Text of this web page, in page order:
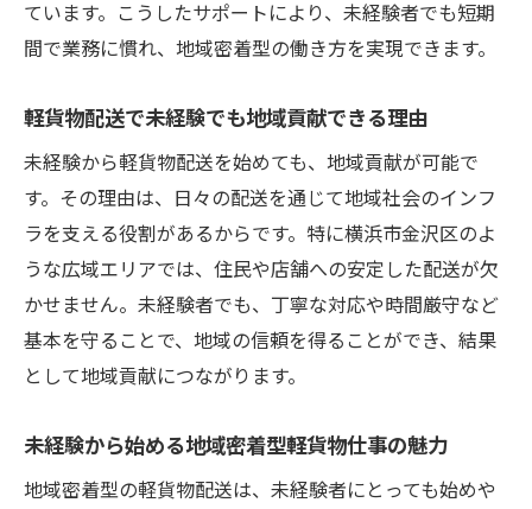
ています。こうしたサポートにより、未経験者でも短期
間で業務に慣れ、地域密着型の働き方を実現できます。
軽貨物配送で未経験でも地域貢献できる理由
未経験から軽貨物配送を始めても、地域貢献が可能で
す。その理由は、日々の配送を通じて地域社会のインフ
ラを支える役割があるからです。特に横浜市金沢区のよ
うな広域エリアでは、住民や店舗への安定した配送が欠
かせません。未経験者でも、丁寧な対応や時間厳守など
基本を守ることで、地域の信頼を得ることができ、結果
として地域貢献につながります。
未経験から始める地域密着型軽貨物仕事の魅力
地域密着型の軽貨物配送は、未経験者にとっても始めや